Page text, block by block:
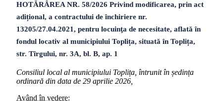
HOTĂRÂREA NR. 58/2026 Privind modificarea, prin act
adițional, a contractului de închiriere nr.
13205/27.04.2021, pentru locuinţa de necesitate, aflată în
fondul locativ al municipiului Toplița, situată în Toplița,
str. Tîrgului, nr. 3A, bl. B, ap. 1
Consiliul local al municipiului Toplița, întrunit în ședința
ordinară din data de 29 aprilie 2026,
Având în vedere: